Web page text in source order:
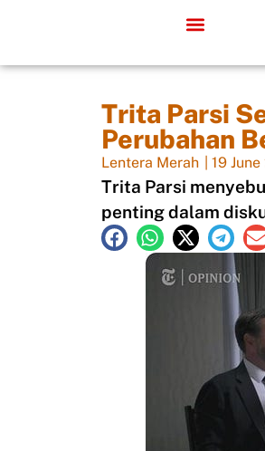
Trita Parsi
Perubahan
Lentera Merah 19
Trita Parsi
penting dalam